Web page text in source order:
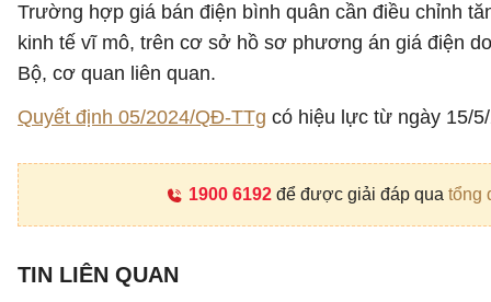
Trường hợp giá bán điện bình quân cần điều chỉnh
kinh tế vĩ mô, trên cơ sở hồ sơ phương án giá điện
Bộ, cơ quan liên quan.
Quyết định 05/2024/QĐ-TTg có hiệu lực từ ngày 15/
1900 6192để được giải đáp qua tổng
TIN LIÊN QUAN